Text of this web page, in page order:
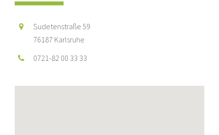
Sudetenstraße 59
0721-82 00 33 33